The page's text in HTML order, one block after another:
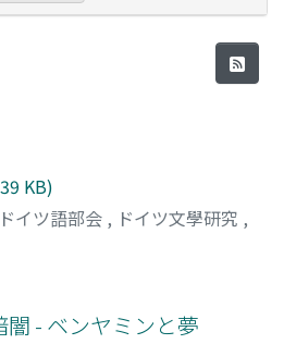
KB)
イツ語部会 , ドイツ文學研究 ,
- ベンヤミンと夢